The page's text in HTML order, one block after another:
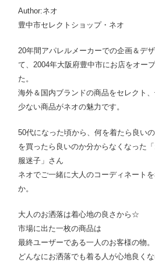
Author:ネオ
豊中市セレクトショップ・ネオ
20年間アパレルメーカーでの企画＆デ
て、2004年大阪府豊中市にお店をオー
た。
海外＆国内ブランドの商品をセレクト
少ない商品がネオの魅力です。
50代になった頃から、何を着たら良い
を買ったら良いのか分からなくなった
服迷子」さん
ネオでご一緒に大人のコーディネート
か。
大人のお洒落は着心地の良さから☆
市場に出た一枚の商品は
最終ユーザーである一人のお客様の物。
どんなにお洒落でも着る人が心地良く